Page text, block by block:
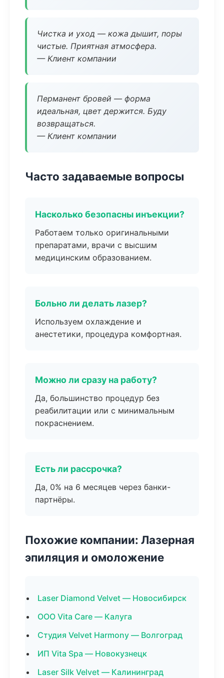
Чистка и уход — кожа дышит, поры
чистые. Приятная атмосфера.
— Клиент компании
Перманент бровей — форма
идеальная, цвет держится. Буду
возвращаться.
— Клиент компании
Часто задаваемые вопросы
Насколько безопасны инъекции?
Работаем только оригинальными
препаратами, врачи с высшим
медицинским образованием.
Больно ли делать лазер?
Используем охлаждение и
анестетики, процедура комфортная.
Можно ли сразу на работу?
Да, большинство процедур без
реабилитации или с минимальным
покраснением.
Есть ли рассрочка?
Да, 0% на 6 месяцев через банки-
партнёры.
Похожие компании: Лазерная
эпиляция и омоложение
Laser Diamond Velvet — Новосибирск
ООО Vita Care — Калуга
Студия Velvet Harmony — Волгоград
ИП Vita Spa — Новокузнецк
Laser Silk Velvet — Калининград